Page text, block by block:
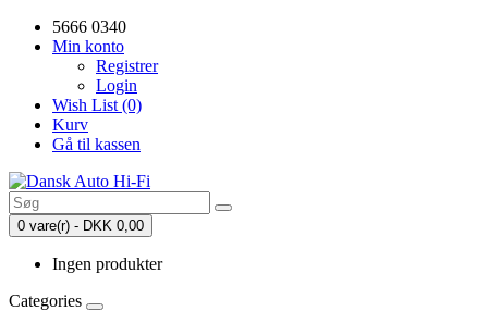
5666 0340
Min konto
Registrer
Login
Wish List (0)
Kurv
Gå til kassen
0 vare(r) - DKK 0,00
Ingen produkter
Categories